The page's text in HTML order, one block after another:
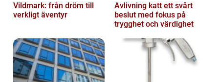
Vildmark: från dröm till
verkligt äventyr
Avlivning katt ett svårt
beslut med fokus på
trygghet och värdighet